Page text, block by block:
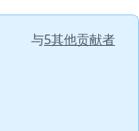
与5其他贡献者